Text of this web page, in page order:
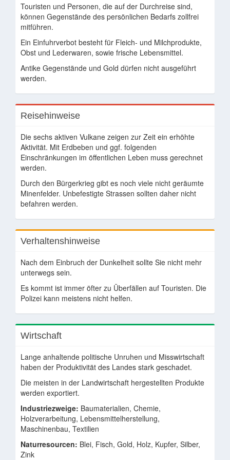
Touristen und Personen, die auf der Durchreise sind,
können Gegenstände des persönlichen Bedarfs zollfrei
mitführen.
Ein Einfuhrverbot besteht für Fleich- und Milchprodukte,
Obst und Lederwaren, sowie frische Lebensmittel.
Antike Gegenstände und Gold dürfen nicht ausgeführt
werden.
Reisehinweise
Die sechs aktiven Vulkane zeigen zur Zeit ein erhöhte
Aktivität. Mit Erdbeben und ggf. folgenden
Einschränkungen im öffentlichen Leben muss gerechnet
werden.
Durch den Bürgerkrieg gibt es noch viele nicht geräumte
Minenfelder. Unbefestigte Strassen sollten daher nicht
befahren werden.
Verhaltenshinweise
Nach dem Einbruch der Dunkelheit sollte Sie nicht mehr
unterwegs sein.
Es kommt ist immer öfter zu Überfällen auf Touristen. Die
Polizei kann meistens nicht helfen.
Wirtschaft
Lange anhaltende politische Unruhen und Misswirtschaft
haben der Produktivität des Landes stark geschadet.
Die meisten in der Landwirtschaft hergestellten Produkte
werden exportiert.
Industriezweige: Baumaterialien, Chemie,
Holzverarbeitung, Lebensmittelherstellung,
Maschinenbau, Textilien
Naturresourcen: Blei, Fisch, Gold, Holz, Kupfer, Silber,
Zink